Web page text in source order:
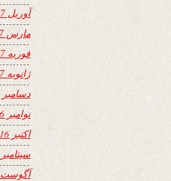
آوریل 2017
مارس 2017
فوریه 2017
ژانویه 2017
دسامبر 2016
نوامبر 2016
اکتبر 2016
سپتامبر 2016
آگوست 2016